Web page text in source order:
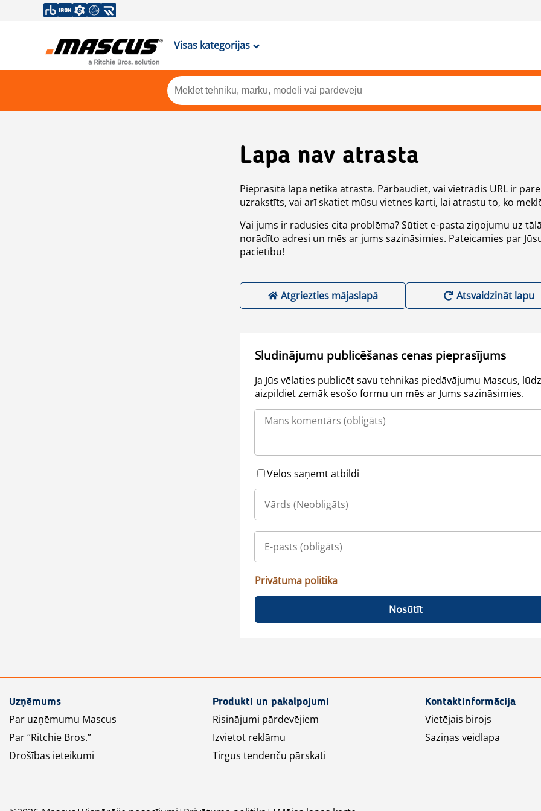
Visas kategorijas
Lapa nav atrasta
Pieprasītā lapa netika atrasta. Pārbaudiet, vai vietrādis URL ir
uzrakstīts, vai arī skatiet mūsu vietnes karti, lai atrastu to, ko
Vai jums ir radusies cita problēma? Sūtiet e-pasta ziņojumu uz
norādīto adresi un mēs ar jums sazināsimies. Pateicamies par
pacietību!
Atgriezties mājaslapā Atsvaidzināt lapu
Sludinājumu publicēšanas cenas pieprasījums
Ja Jūs vēlaties publicēt savu tehnikas piedāvājumu Mascus,
aizpildiet zemāk esošo formu un mēs ar Jums sazināsimies.
Vēlos saņemt atbildi
Privātuma politika
Nosūtīt
Uzņēmums
Par uzņēmumu Mascus
Par “Ritchie Bros.”
Drošības ieteikumi
Produkti un pakalpojumi
Risinājumi pārdevējiem
Izvietot reklāmu
Tirgus tendenču pārskati
Kontaktinformācija
Vietējais birojs
Saziņas veidlapa